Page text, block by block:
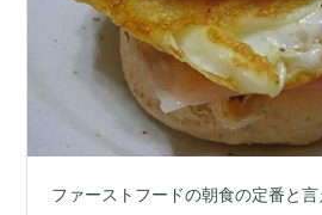
ファーストフードの朝食の定番と